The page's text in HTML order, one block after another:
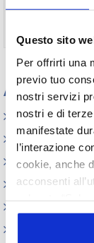
Questo sito
Per offrirti una
previo tuo
nostri servizi
nostri e di
manifestate
l’interazione
cookie, anche
acconsenti
o profilazione
“Personalizza
Appuntamenti
Elenco Completo
Convegno tecnico
Cosmoprof